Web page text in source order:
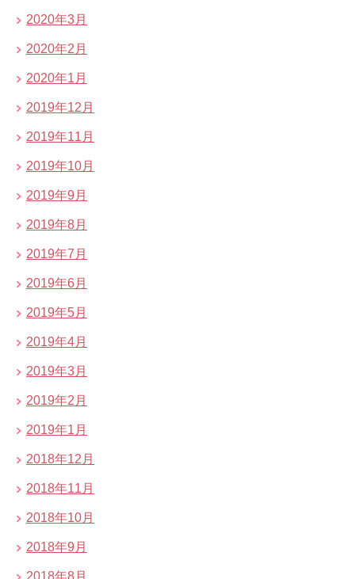
2020年3月
2020年2月
2020年1月
2019年12月
2019年11月
2019年10月
2019年9月
2019年8月
2019年7月
2019年6月
2019年5月
2019年4月
2019年3月
2019年2月
2019年1月
2018年12月
2018年11月
2018年10月
2018年9月